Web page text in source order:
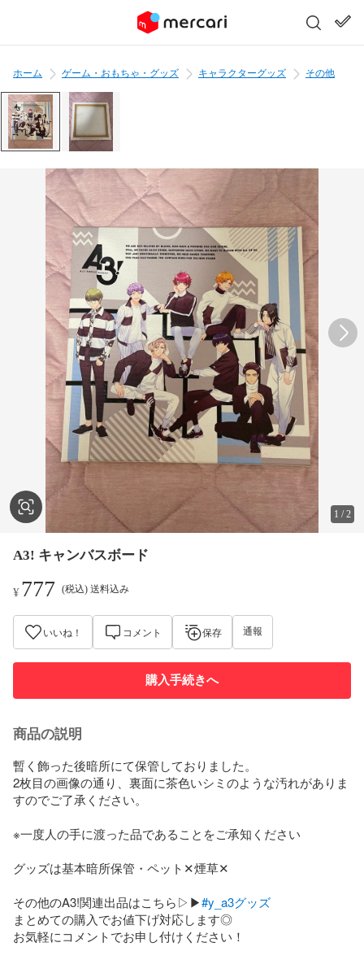
ホーム ゲーム・おもちゃ・グッズ キャラクターグッズ その他
1 /2
A3! キャンバスボード
¥777 (税込) 送料込み
いいね！ コメント 保存 通報
購入手続きへ
商品の説明
暫く飾った後暗所にて保管しておりました。
2枚目の画像の通り、裏面に茶色いシミのような汚れがありま
すのでご了承ください。
※一度人の手に渡った品であることをご承知ください
グッズは基本暗所保管・ペット‪✕‬煙草‪✕‬
その他のA3!関連出品はこちら▷▶#y_a3グッズ
まとめての購入でお値下げ対応します◎
お気軽にコメントでお申し付けください！